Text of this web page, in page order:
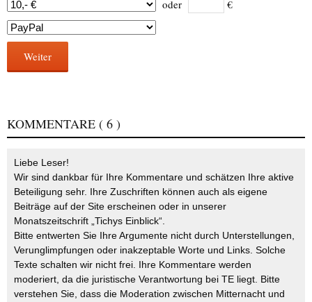
oder €
Weiter
KOMMENTARE ( 6 )
Liebe Leser!
Wir sind dankbar für Ihre Kommentare und schätzen Ihre aktive
Beteiligung sehr. Ihre Zuschriften können auch als eigene
Beiträge auf der Site erscheinen oder in unserer
Monatszeitschrift „Tichys Einblick“.
Bitte entwerten Sie Ihre Argumente nicht durch Unterstellungen,
Verunglimpfungen oder inakzeptable Worte und Links. Solche
Texte schalten wir nicht frei. Ihre Kommentare werden
moderiert, da die juristische Verantwortung bei TE liegt. Bitte
verstehen Sie, dass die Moderation zwischen Mitternacht und